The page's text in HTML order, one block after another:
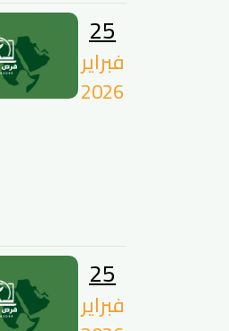
25
فبراير
2026
25
فبراير